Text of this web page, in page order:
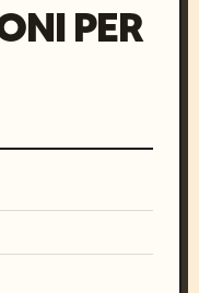
PER